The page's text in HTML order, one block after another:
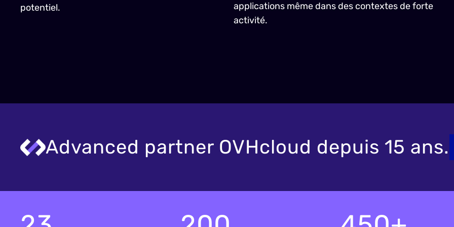
potentiel.
applications même dans des contextes de forte
activité.
Advanced partner OVHcloud depuis 15 ans.